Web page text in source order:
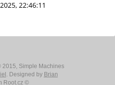
22:46:11
2015, Simple Machines
. Designed by Brian
Root.cz ©